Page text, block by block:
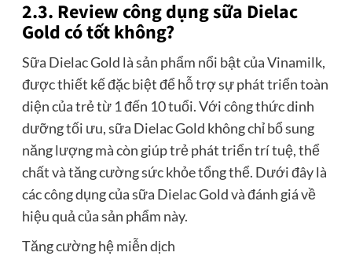
2.3. Review công dụng sữa Dielac
Gold có tốt không?
Sữa Dielac Gold là sản phẩm nổi bật của Vinamilk,
được thiết kế đặc biệt để hỗ trợ sự phát triển toàn
diện của trẻ từ 1 đến 10 tuổi. Với công thức dinh
dưỡng tối ưu, sữa Dielac Gold không chỉ bổ sung
năng lượng mà còn giúp trẻ phát triển trí tuệ, thể
chất và tăng cường sức khỏe tổng thể. Dưới đây là
các công dụng của sữa Dielac Gold và đánh giá về
hiệu quả của sản phẩm này.
Tăng cường hệ miễn dịch